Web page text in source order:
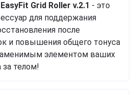
Grid Roller v.2.1 - это
для поддержания
после
и повышения общего тонуса
элементом ваших
за телом!